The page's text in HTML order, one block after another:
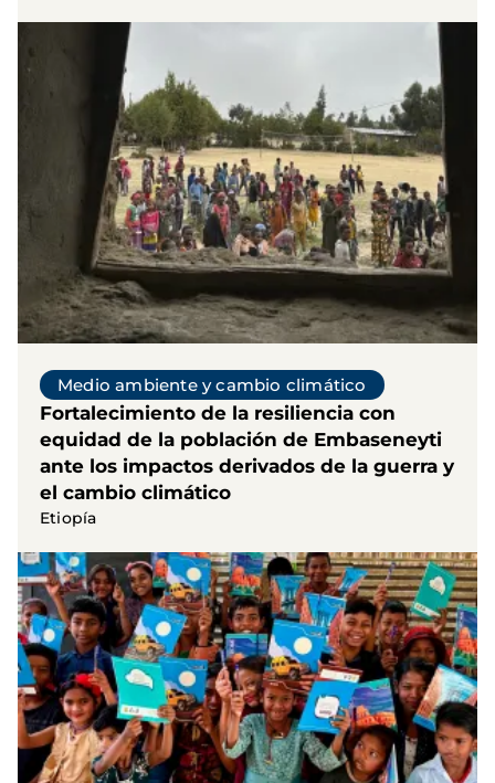
Medio ambiente y cambio climático
Fortalecimiento de la resiliencia con
equidad de la población de Embaseneyti
ante los impactos derivados de la guerra y
el cambio climático
Etiopía